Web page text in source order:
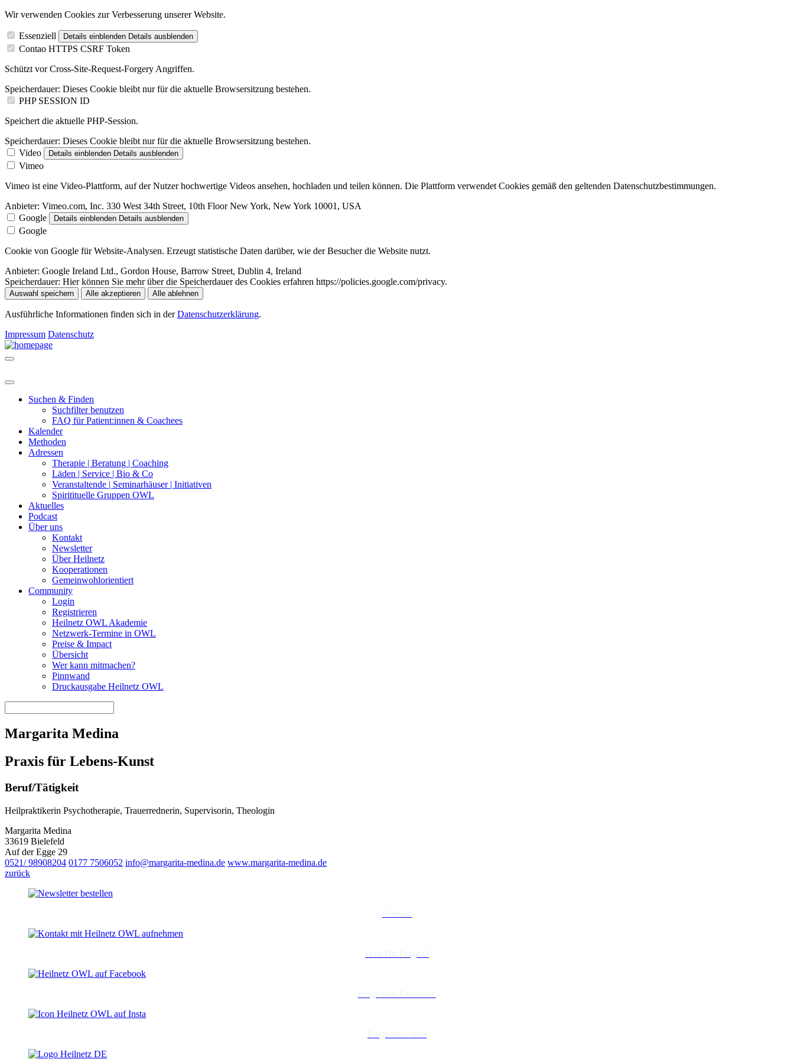
Wir verwenden Cookies zur Verbesserung unserer Website.
Essenziell Details einblenden Details ausblenden
Contao HTTPS CSRF Token
Schützt vor Cross-Site-Request-Forgery Angriffen.
Speicherdauer: Dieses Cookie bleibt nur für die aktuelle Browsersitzung bestehen.
PHP SESSION ID
Speichert die aktuelle PHP-Session.
Speicherdauer: Dieses Cookie bleibt nur für die aktuelle Browsersitzung bestehen.
Video
Details einblenden Details ausblenden
Vimeo
Vimeo ist eine Video-Plattform, auf der Nutzer hochwertige Videos ansehen, hochladen und teilen können. Die Plattform verwendet Cookies gemäß den geltenden Datenschutzbestimmungen.
Anbieter: Vimeo.com, Inc. 330 West 34th Street, 10th Floor New York, New York 10001, USA
Google
Details einblenden Details ausblenden
Google
Cookie von Google für Website-Analysen. Erzeugt statistische Daten darüber, wie der Besucher die Website nutzt.
Anbieter: Google Ireland Ltd., Gordon House, Barrow Street, Dublin 4, Ireland
Speicherdauer: Hier können Sie mehr über die Speicherdauer des Cookies erfahren https://policies.google.com/privacy.
Auswahl speichern Alle akzeptieren Alle ablehnen
Ausführliche Informationen finden sich in derDatenschutzerklärung.
Impressum Datenschutz
Suchen & Finden
Suchfilter benutzen
FAQ für Patient:innen & Coachees
Kalender
Methoden
Adressen
Therapie | Beratung | Coaching
Läden | Service | Bio & Co
Veranstaltende | Seminarhäuser | Initiativen
Spiritituelle Gruppen OWL
Aktuelles
Podcast
Über uns
Kontakt
Newsletter
Über Heilnetz
Kooperationen
Gemeinwohlorientiert
Community
Login
Registrieren
Heilnetz OWL Akademie
Netzwerk-Termine in OWL
Preise & Impact
Übersicht
Wer kann mitmachen?
Pinnwand
Druckausgabe Heilnetz OWL
Margarita Medina
Praxis für Lebens-Kunst
Beruf/Tätigkeit
Heilpraktikerin Psychotherapie, Trauerrednerin, Supervisorin, Theologin
Margarita Medina
33619 Bielefeld
Auf der Egge 29
0521/ 98908204 0177 7506052 info@margarita-medina.de www.margarita-medina.de
zurück